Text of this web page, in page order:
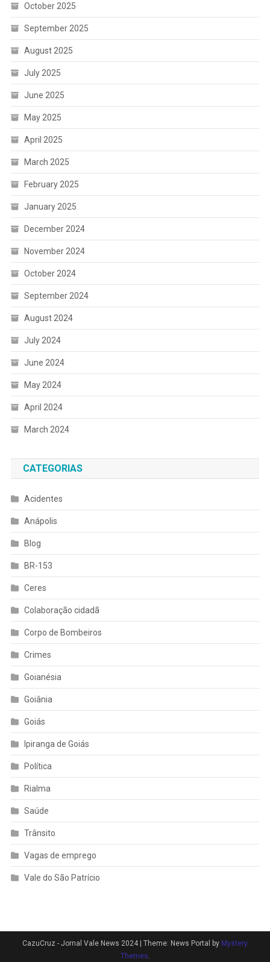
October 2025
September 2025
August 2025
July 2025
June 2025
May 2025
April 2025
March 2025
February 2025
January 2025
December 2024
November 2024
October 2024
September 2024
August 2024
July 2024
June 2024
May 2024
April 2024
March 2024
CATEGORIAS
Acidentes
Anápolis
Blog
BR-153
Ceres
Colaboração cidadã
Corpo de Bombeiros
Crimes
Goianésia
Goiânia
Goiás
Ipiranga de Goiás
Política
Rialma
Saúde
Trânsito
Vagas de emprego
Vale do São Patrício
CazuCruz - Jornal Vale News 2024 Theme: News Portal by Mystery
Themes.